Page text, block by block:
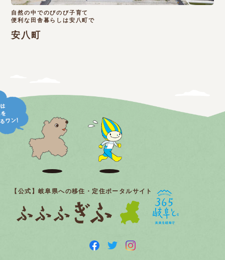
自然の中でのびのび子育て
便利な田舎暮らしは安八町で
安八町
【公式】岐阜県への移住・定住ポータルサイト